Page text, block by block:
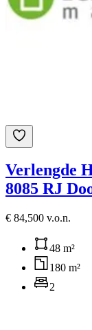
Verlengde
8085 RJ
€ 84,500 v.o.n.
48 m²
180 m²
2